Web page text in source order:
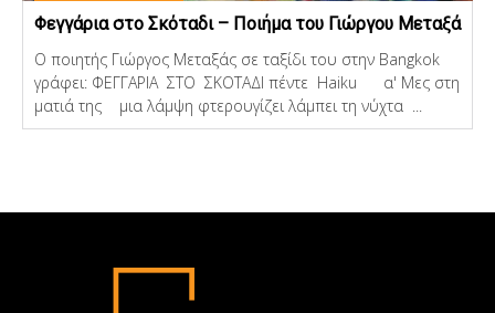
Φεγγάρια στο Σκόταδι – Ποιήμα του Γιώργου Μεταξά
Ο ποιητής Γιώργος Μεταξάς σε ταξίδι του στην Bangkok
γράφει: ΦΕΓΓΑΡΙΑ ΣΤΟ ΣΚΟΤΑΔΙ πέντε Haiku α' Μες στη
ματιά της μια λάμψη φτερουγίζει λάμπει τη νύχτα ...